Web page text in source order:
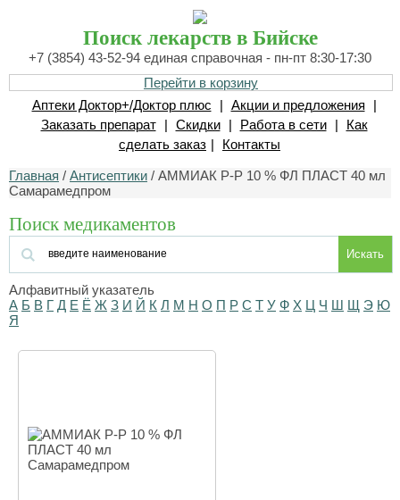
Поиск лекарств в Бийске
+7 (3854) 43-52-94 единая справочная - пн-пт 8:30-17:30
Перейти в корзину
Аптеки Доктор+/Доктор плюс
| Акции и предложения
|
Заказать препарат
| Скидки | Работа в сети |
Как
сделать заказ | Контакты
Главная / Антисептики / АММИАК Р-Р 10 % ФЛ ПЛАСТ 40 мл
Самарамедпром
Поиск медикаментов
Искать
Алфавитный указатель
А Б В Г Д Е Ё Ж З И Й К Л М Н О П Р С Т У Ф Х Ц Ч Ш Щ Э Ю
Я